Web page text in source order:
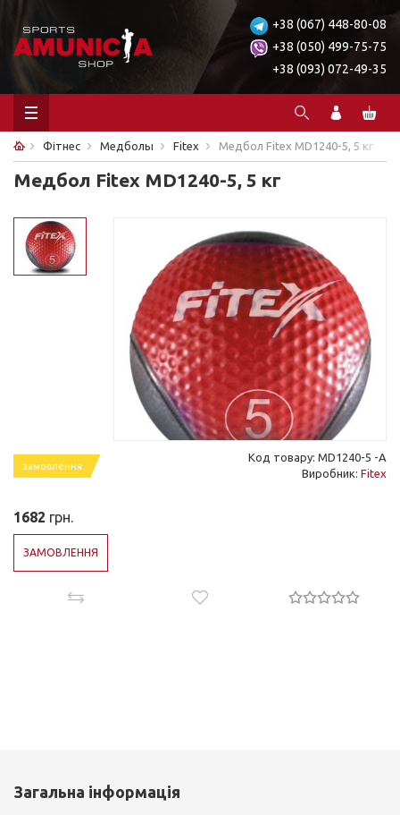
+38 (067) 448-80-08
+38 (050) 499-75-75
+38 (093) 072-49-35
Фітнес Медболы Fitex Медбол Fitex MD1240-5, 5 кг
Медбол Fitex MD1240-5, 5 кг
замовлення
Код товару: MD1240-5 -А
Виробник: Fitex
1682 грн.
ЗАМОВЛЕННЯ
Загальна інформація